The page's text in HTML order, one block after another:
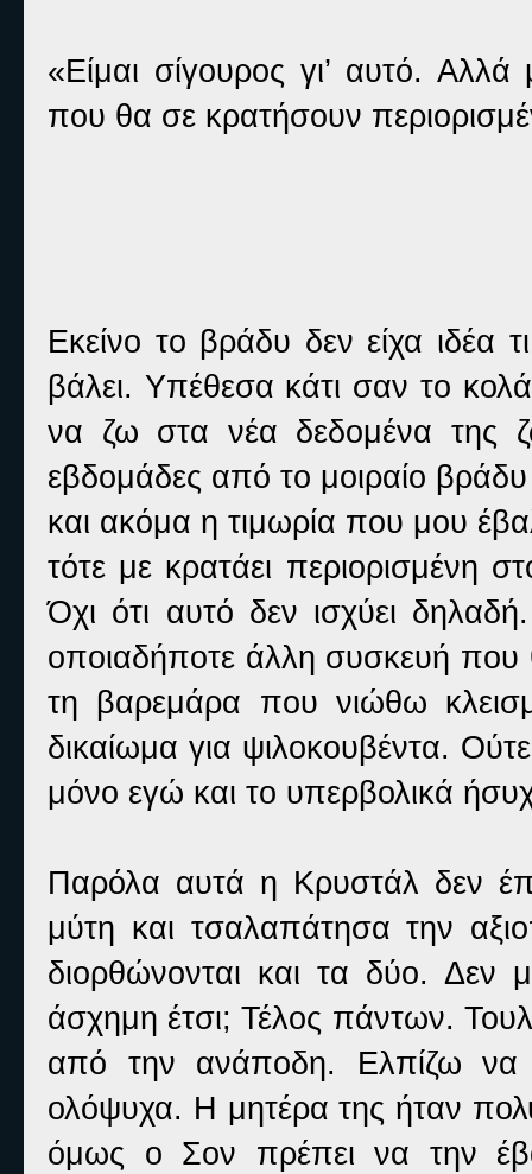
«Είμαι σίγουρος γι’ αυτό.
που θα σε κρατήσουν
Εκείνο το βράδυ δεν είχα ιδέα
βάλει. Υπέθεσα κάτι σαν το
να ζω στα νέα δεδομένα της
εβδομάδες από το μοιραίο
και ακόμα η τιμωρία που μου
τότε με κρατάει περιορισμένη
Όχι ότι αυτό δεν ισχύει
οποιαδήποτε άλλη συσκευή που
τη βαρεμάρα που νιώθω
δικαίωμα για ψιλοκουβέντα.
μόνο εγώ και το υπερβολικά
Παρόλα αυτά η Κρυστάλ δεν
μύτη και τσαλαπάτησα την
διορθώνονται και τα δύο. Δεν
άσχημη έτσι; Τέλος πάντων.
από την ανάποδη. Ελπίζω να
ολόψυχα. Η μητέρα της ήταν
όμως ο Σον πρέπει να την